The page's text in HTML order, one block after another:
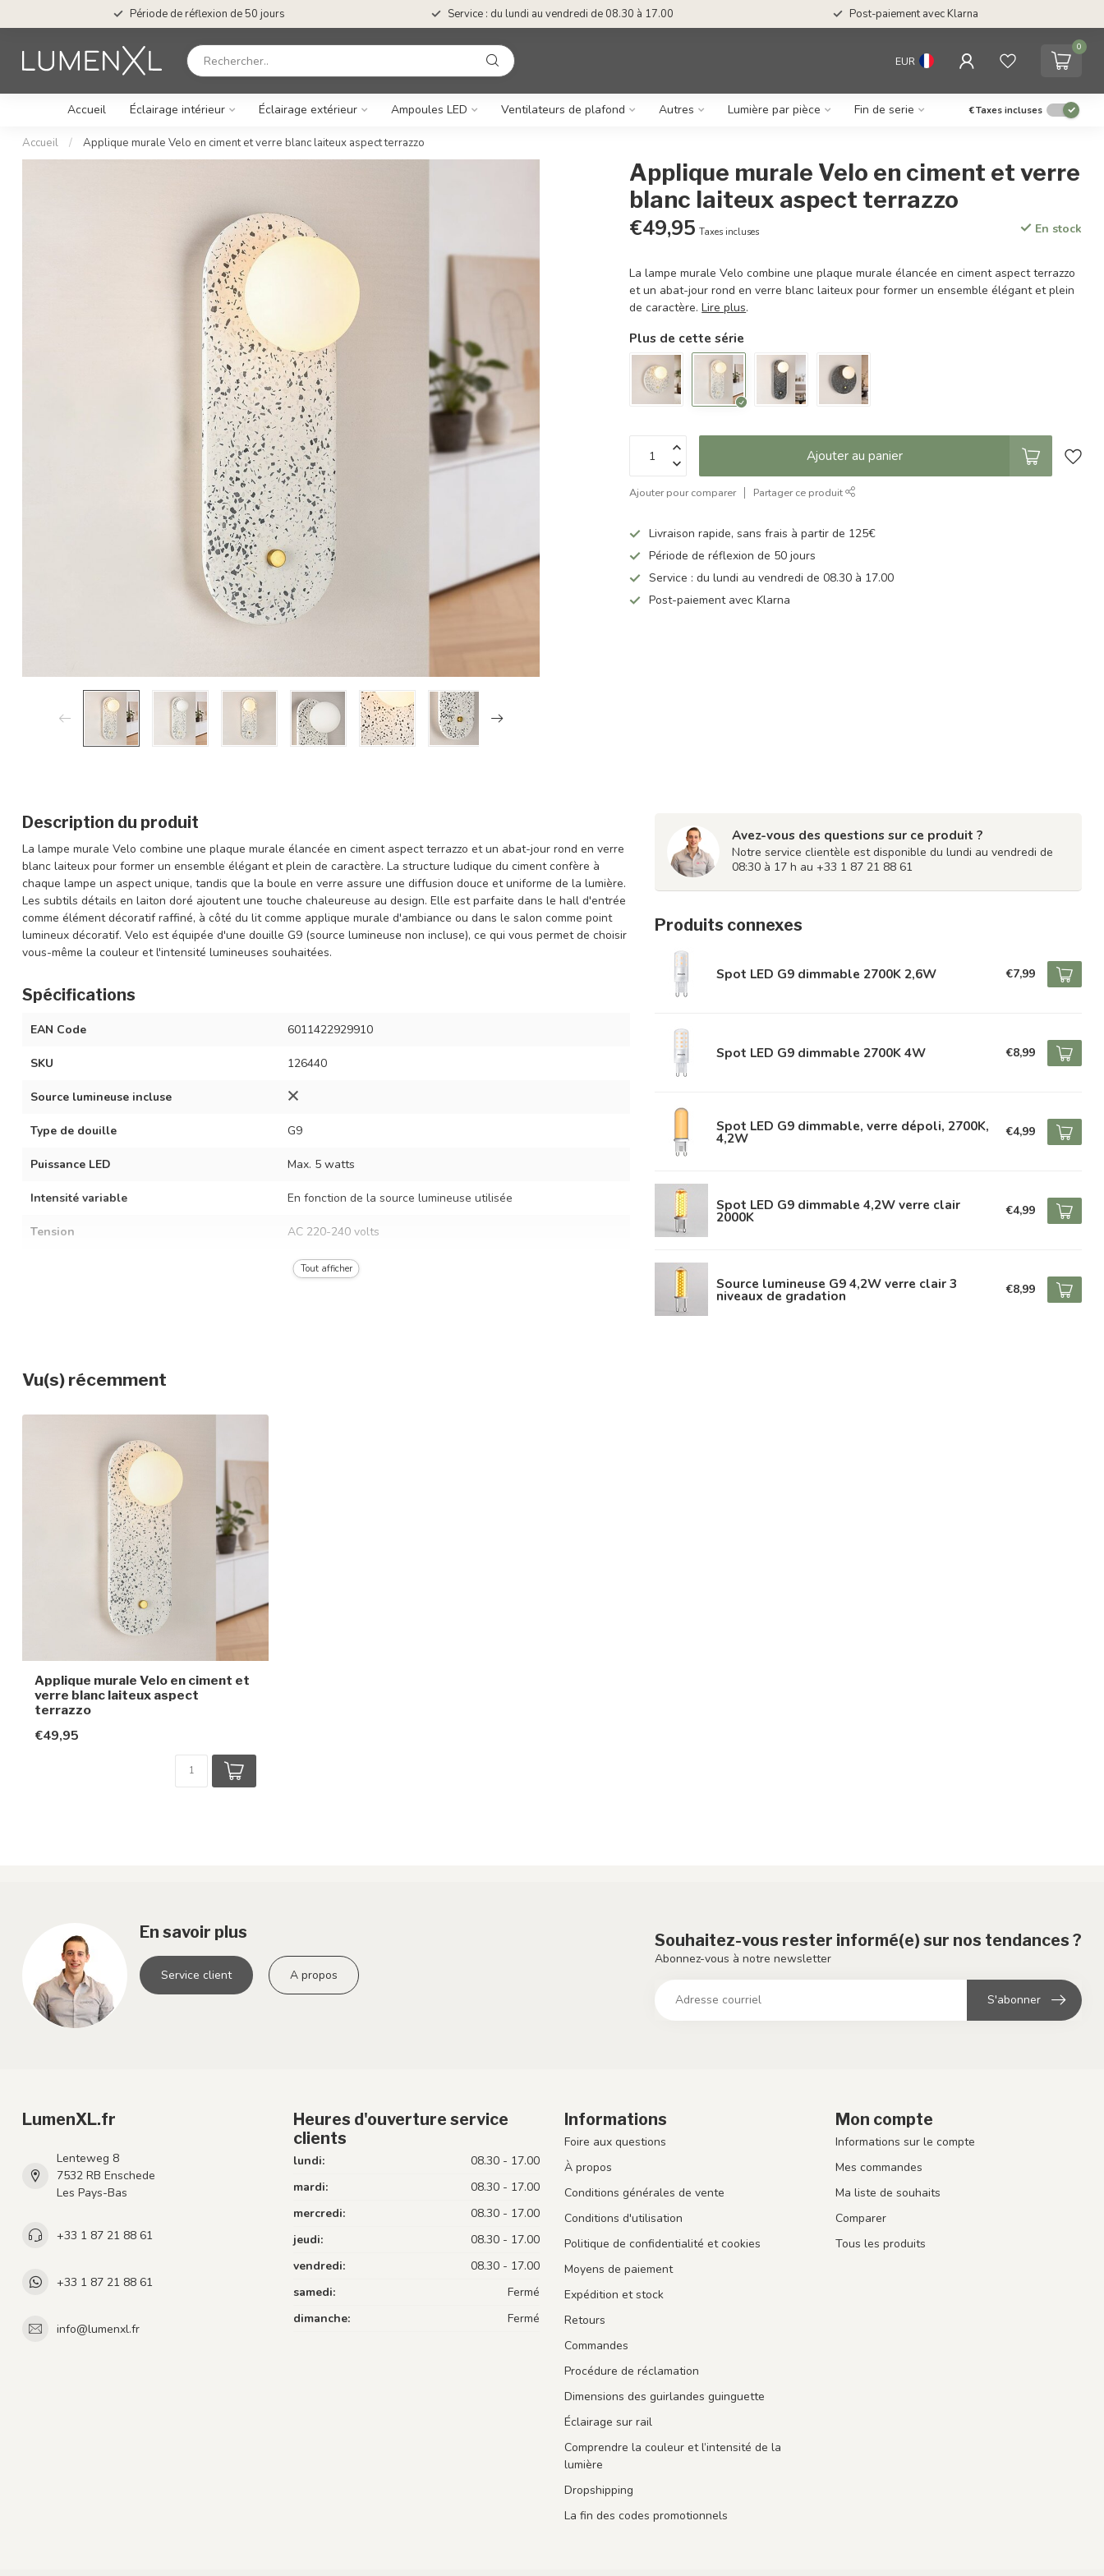
Période de réflexion de 50 jours Service : du lundi au vendredi de 08.30 à 17.00 Post-paiement avec Klarna
EUR
0
Accueil Éclairage intérieur Éclairage extérieur Ampoules LED Ventilateurs de plafond Autres Lumière par pièce Fin de serie €Taxes incluses
Accueil / Applique murale Velo en ciment et verre blanc laiteux aspect terrazzo
Applique murale Velo en ciment et verre
blanc laiteux aspect terrazzo
€49,95 Taxes incluses En stock
La lampe murale Velo combine une plaque murale élancée en ciment aspect terrazzo
et un abat-jour rond en verre blanc laiteux pour former un ensemble élégant et plein
de caractère.Lire plus.
Plus de cette série
Ajouter au panier
Ajouter pour comparer Partager ce produit
Livraison rapide, sans frais à partir de 125€
Période de réflexion de 50 jours
Service : du lundi au vendredi de 08.30 à 17.00
Post-paiement avec Klarna
Description du produit
La lampe murale Velo combine une plaque murale élancée en ciment aspect terrazzo et un abat-jour rond en verre
blanc laiteux pour former un ensemble élégant et plein de caractère. La structure ludique du ciment confère à
chaque lampe un aspect unique, tandis que la boule en verre assure une diffusion douce et uniforme de la lumière.
Les subtils détails en laiton doré ajoutent une touche chaleureuse au design. Elle est parfaite dans le hall d'entrée
comme élément décoratif raffiné, à côté du lit comme applique murale d'ambiance ou dans le salon comme point
lumineux décoratif. Velo est équipée d'une douille G9 (source lumineuse non incluse), ce qui vous permet de choisir
vous-même la couleur et l'intensité lumineuses souhaitées.
Spécifications
EAN Code 6011422929910
SKU 126440
Source lumineuse incluse
Type de douille G9
Puissance LED Max. 5 watts
Intensité variable En fonction de la source lumineuse utilisée
Tension AC 220-240 volts
50/60 Hz
Tout afficher
Avez-vous des questions sur ce produit ?
Notre service clientèle est disponible du lundi au vendredi de
08:30 à 17 h au +33 1 87 21 88 61
Produits connexes
Spot LED G9 dimmable 2700K 2,6W €7,99
Spot LED G9 dimmable 2700K 4W €8,99
Spot LED G9 dimmable, verre dépoli, 2700K,
4,2W €4,99
Spot LED G9 dimmable 4,2W verre clair
2000K €4,99
Source lumineuse G9 4,2W verre clair 3
niveaux de gradation €8,99
Vu(s) récemment
Applique murale Velo en ciment et
verre blanc laiteux aspect
terrazzo
€49,95
En savoir plus
Service client A propos
Souhaitez-vous rester informé(e) sur nos tendances ?
Abonnez-vous à notre newsletter
S'abonner
LumenXL.fr
Lenteweg 8
7532 RB Enschede
Les Pays-Bas
+33 1 87 21 88 61
+33 1 87 21 88 61
info@lumenxl.fr
Heures d'ouverture service
clients
lundi:
08.30 - 17.00
mardi:
08.30 - 17.00
mercredi:
08.30 - 17.00
jeudi:
08.30 - 17.00
vendredi:
08.30 - 17.00
samedi:
Fermé
dimanche:
Fermé
Informations
Foire aux questions
À propos
Conditions générales de vente
Conditions d'utilisation
Politique de confidentialité et cookies
Moyens de paiement
Expédition et stock
Retours
Commandes
Procédure de réclamation
Dimensions des guirlandes guinguette
Éclairage sur rail
Comprendre la couleur et l’intensité de la
lumière
Dropshipping
La fin des codes promotionnels
Mon compte
Informations sur le compte
Mes commandes
Ma liste de souhaits
Comparer
Tous les produits